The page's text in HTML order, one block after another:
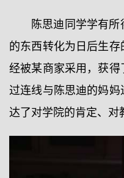
陈思迪同学学有
的东西转化为日后生
经被某商家采用，获
过连线与陈思迪的妈
达了对学院的肯定、对